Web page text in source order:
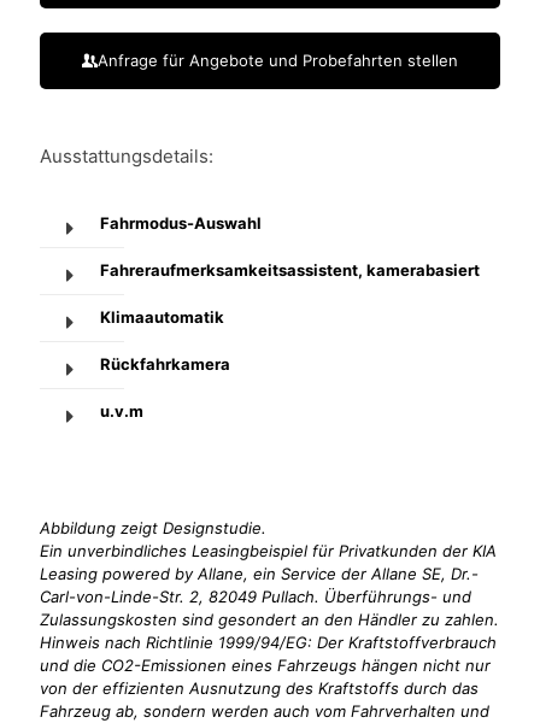
Anfrage für Angebote und Probefahrten stellen
Ausstattungsdetails:
Fahrmodus-Auswahl
Fahreraufmerksamkeitsassistent, kamerabasiert
Klimaautomatik
Rückfahrkamera
u.v.m
Abbildung zeigt Designstudie.
Ein unverbindliches Leasingbeispiel für Privatkunden der KIA
Leasing powered by Allane, ein Service der Allane SE, Dr.-
Carl-von-Linde-Str. 2, 82049 Pullach. Überführungs- und
Zulassungskosten sind gesondert an den Händler zu zahlen.
Hinweis nach Richtlinie 1999/94/EG: Der Kraftstoffverbrauch
und die CO2-Emissionen eines Fahrzeugs hängen nicht nur
von der effizienten Ausnutzung des Kraftstoffs durch das
Fahrzeug ab, sondern werden auch vom Fahrverhalten und